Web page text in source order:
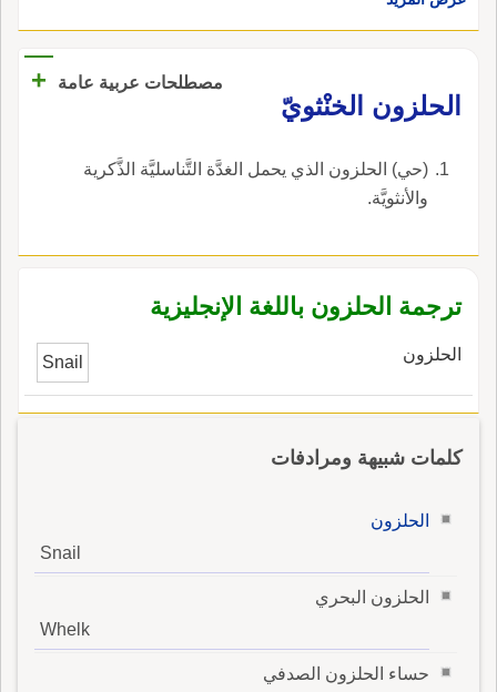
مصطلحات عربية عامة
+
الحلزون الخنْثويّ
(حي) الحلزون الذي يحمل الغدَّة التَّناسليَّة الذَّكرية
والأنثويَّة.
ترجمة الحلزون باللغة الإنجليزية
الحلزون Snail
كلمات شبيهة ومرادفات
الحلزون
Snail
الحلزون البحري
Whelk
حساء الحلزون الصدفي